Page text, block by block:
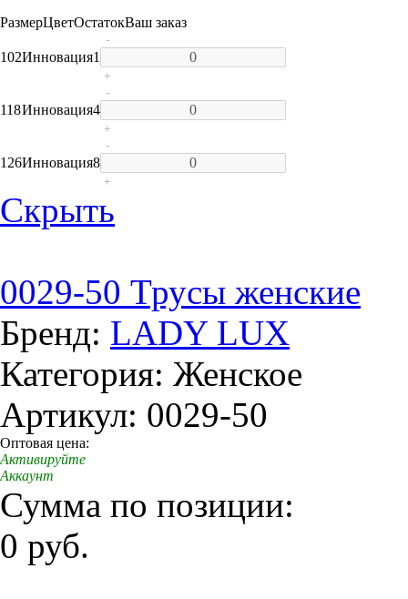
РазмерЦветОстатокВаш заказ
102Инновация1
-
+
118Инновация4
-
+
126Инновация8
-
+
Скрыть
0029-50 Трусы женские
Бренд: LADY LUX
Категория: Женское
Артикул: 0029-50
Оптовая цена:
Активируйте
Аккаунт
Сумма по позиции:
0 руб.